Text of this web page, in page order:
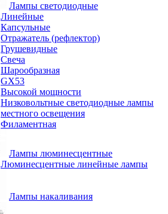
Лампы светодиодные
Линейные
Капсульные
Отражатель (рефлектор)
Грушевидные
Свеча
Шарообразная
GX53
Высокой мощности
Низковольтные светодиодные лампы
местного освещения
Филаментная
Лампы люминесцентные
Люминесцентные линейные лампы
Лампы накаливания